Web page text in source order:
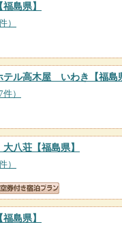
【福島県】
）
テル高木屋 いわき 【福島
）
八荘 【福島県】
）
【福島県】